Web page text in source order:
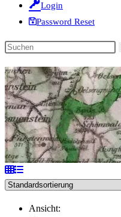
Login
Password Reset
Diese
durchsuchen
Ansicht: